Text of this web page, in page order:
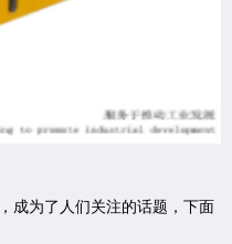
成为了人们关注的话题，下面